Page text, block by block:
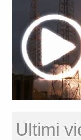
Ultimi